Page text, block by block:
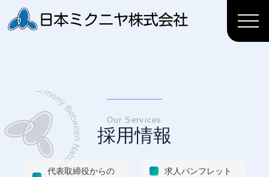
採用情報
Our Services
代表取締役からの
求人パンフレット